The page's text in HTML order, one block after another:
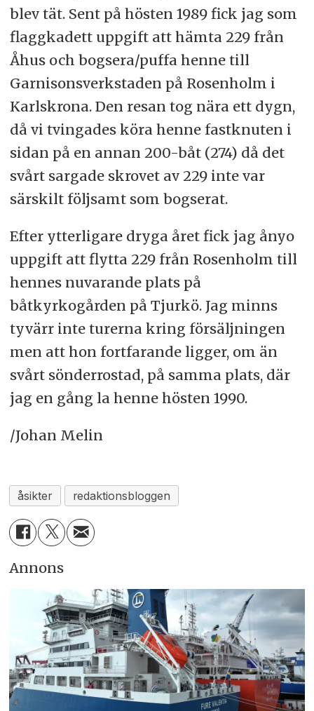
blev tät. Sent på hösten 1989 fick jag som
flaggkadett uppgift att hämta 229 från
Åhus och bogsera/puffa henne till
Garnisonsverkstaden på Rosenholm i
Karlskrona. Den resan tog nära ett dygn,
då vi tvingades köra henne fastknuten i
sidan på en annan 200-båt (274) då det
svårt sargade skrovet av 229 inte var
särskilt följsamt som bogserat.
Efter ytterligare dryga året fick jag ånyo
uppgift att flytta 229 från Rosenholm till
hennes nuvarande plats på
båtkyrkogården på Tjurkö. Jag minns
tyvärr inte turerna kring försäljningen
men att hon fortfarande ligger, om än
svårt sönderrostad, på samma plats, där
jag en gång la henne hösten 1990.
/Johan Melin
åsikter redaktionsbloggen
Annons